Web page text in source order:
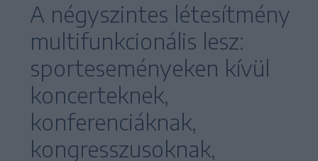
A négyszintes létesítmény
multifunkcionális lesz:
sporteseményeken kívül
koncerteknek,
konferenciáknak,
kongresszusoknak,